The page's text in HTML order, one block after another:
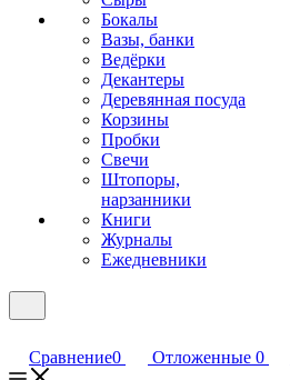
Бокалы
Вазы, банки
Ведёрки
Декантеры
Деревянная посуда
Корзины
Пробки
Свечи
Штопоры,
нарзанники
Книги
Журналы
Ежедневники
Сравнение0 Отложенные 0